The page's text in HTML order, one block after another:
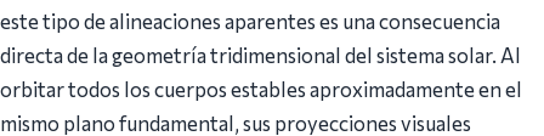
este tipo de alineaciones aparentes es una consecuencia
directa de la geometría tridimensional del sistema solar. Al
orbitar todos los cuerpos estables aproximadamente en el
mismo plano fundamental, sus proyecciones visuales